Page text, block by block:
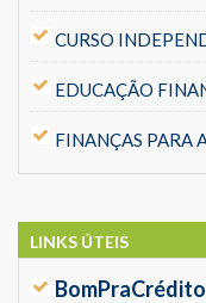
CURSO
EDUCAÇÃO
FINANÇAS PARA
LINKS ÚTEIS
BomPraCrédito